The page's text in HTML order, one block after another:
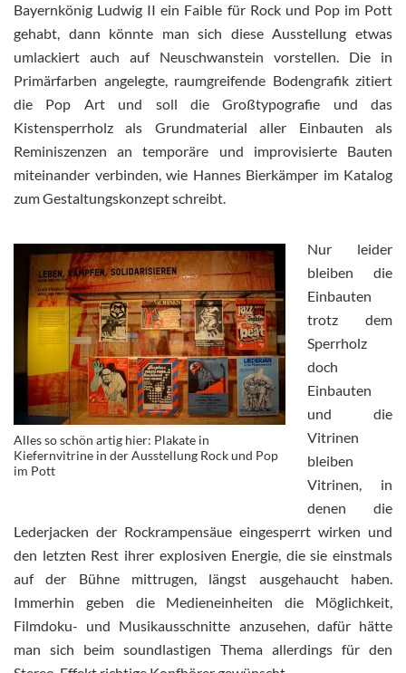
Bayernkönig Ludwig II ein Faible für Rock und Pop im Pott
gehabt, dann könnte man sich diese Ausstellung etwas
umlackiert auch auf Neuschwanstein vorstellen. Die in
Primärfarben angelegte, raumgreifende Bodengrafik zitiert
die Pop Art und soll die Großtypografie und das
Kistensperrholz als Grundmaterial aller Einbauten als
Reminiszenzen an temporäre und improvisierte Bauten
miteinander verbinden, wie Hannes Bierkämper im Katalog
zum Gestaltungskonzept schreibt.
Alles so schön artig hier: Plakate in
Kiefernvitrine in der Ausstellung Rock und Pop
im Pott
Nur leider
bleiben die
Einbauten
trotz dem
Sperrholz
doch
Einbauten
und die
Vitrinen
bleiben
Vitrinen, in
denen die
Lederjacken der Rockrampensäue eingesperrt wirken und
den letzten Rest ihrer explosiven Energie, die sie einstmals
auf der Bühne mittrugen, längst ausgehaucht haben.
Immerhin geben die Medieneinheiten die Möglichkeit,
Filmdoku- und Musikausschnitte anzusehen, dafür hätte
man sich beim soundlastigen Thema allerdings für den